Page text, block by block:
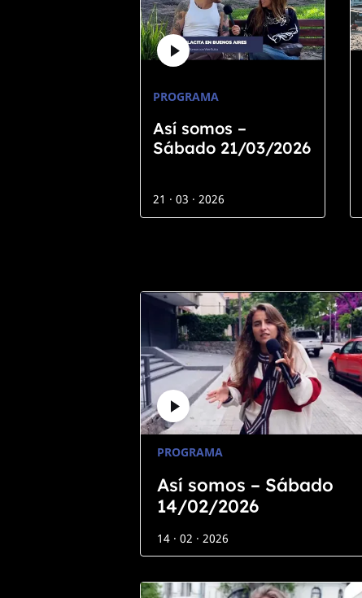
PROGRAMA
Así somos –
Sábado 21/03/2026
21 · 03 · 2026
PROGRAMA
Así somos – Sábado
14/02/2026
14 · 02 · 2026